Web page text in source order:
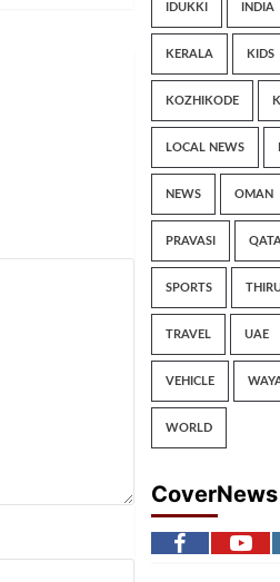
IDUKKI INDIA
KERALA KIDS
KOZHIKODE
LOCAL NEWS
NEWS OMAN
PRAVASI
SPORTS
TRAVEL UAE
VEHICLE
WORLD